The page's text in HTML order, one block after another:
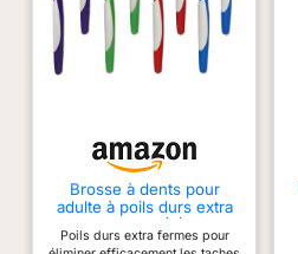
Brosse à dents pour
adulte à poils durs extra
fermes (8)
Poils durs extra fermes pour